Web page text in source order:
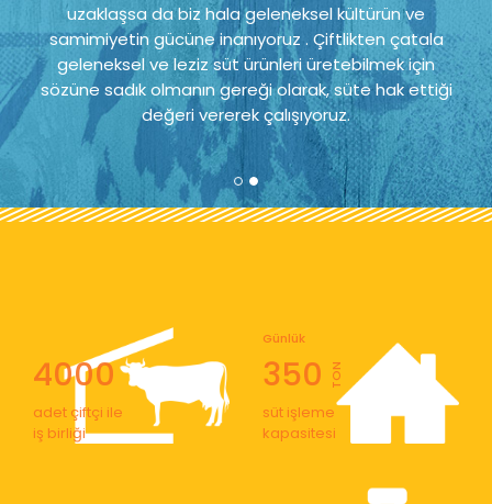
uzaklaşsa da biz hala geleneksel kültürün ve
samimiyetin gücüne inanıyoruz . Çiftlikten çatala
geleneksel ve leziz süt ürünleri üretebilmek için
sözüne sadık olmanın gereği olarak, süte hak ettiği
değeri vererek çalışıyoruz.
4000
adet çiftçi ile
iş birliği
350
Günlük
TON
süt işleme
kapasitesi